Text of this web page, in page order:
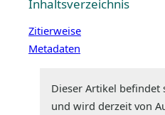
Inhaltsverzeichnis
Zitierweise
Metadaten
Dieser Artikel befindet
und wird derzeit von